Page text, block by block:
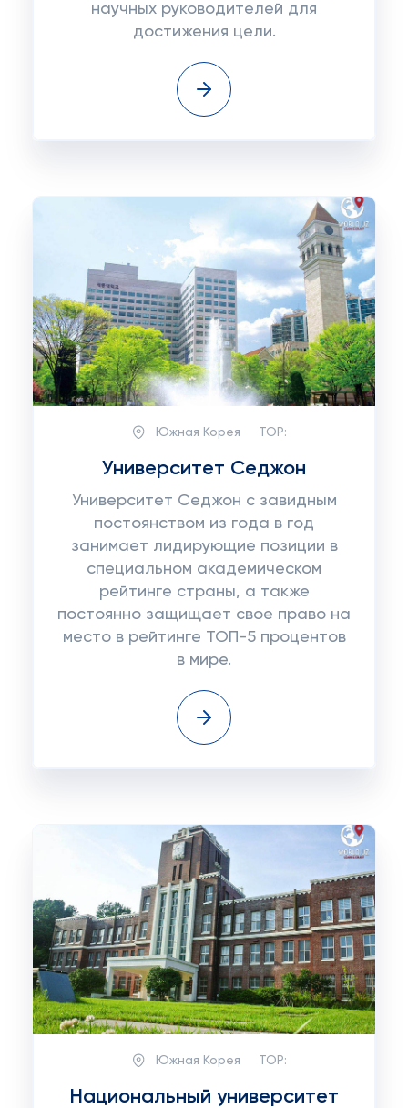
научных руководителей для
достижения цели.
Южная Корея TOP:
Университет Седжон
Университет Седжон с завидным
постоянством из года в год
занимает лидирующие позиции в
специальном академическом
рейтинге страны, а также
постоянно защищает свое право на
место в рейтинге ТОП-5 процентов
в мире.
Южная Корея TOP:
Национальный университет